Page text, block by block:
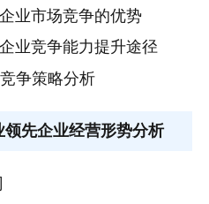
业市场竞争的优势
业竞争能力提升途径
争策略分析
先企业经营形势分析